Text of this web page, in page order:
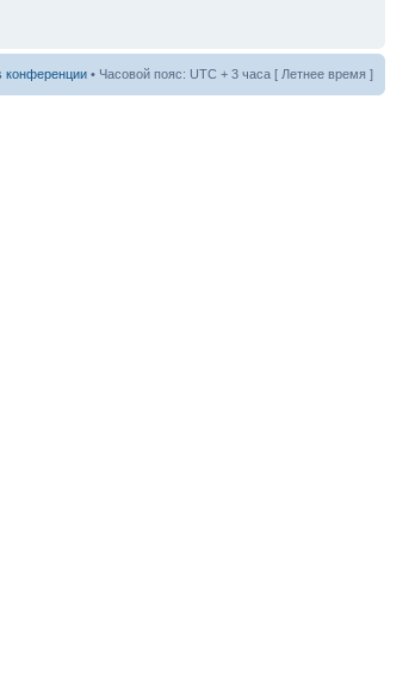
конференции • Часовой пояс: UTC + 3 часа [ Летнее время ]